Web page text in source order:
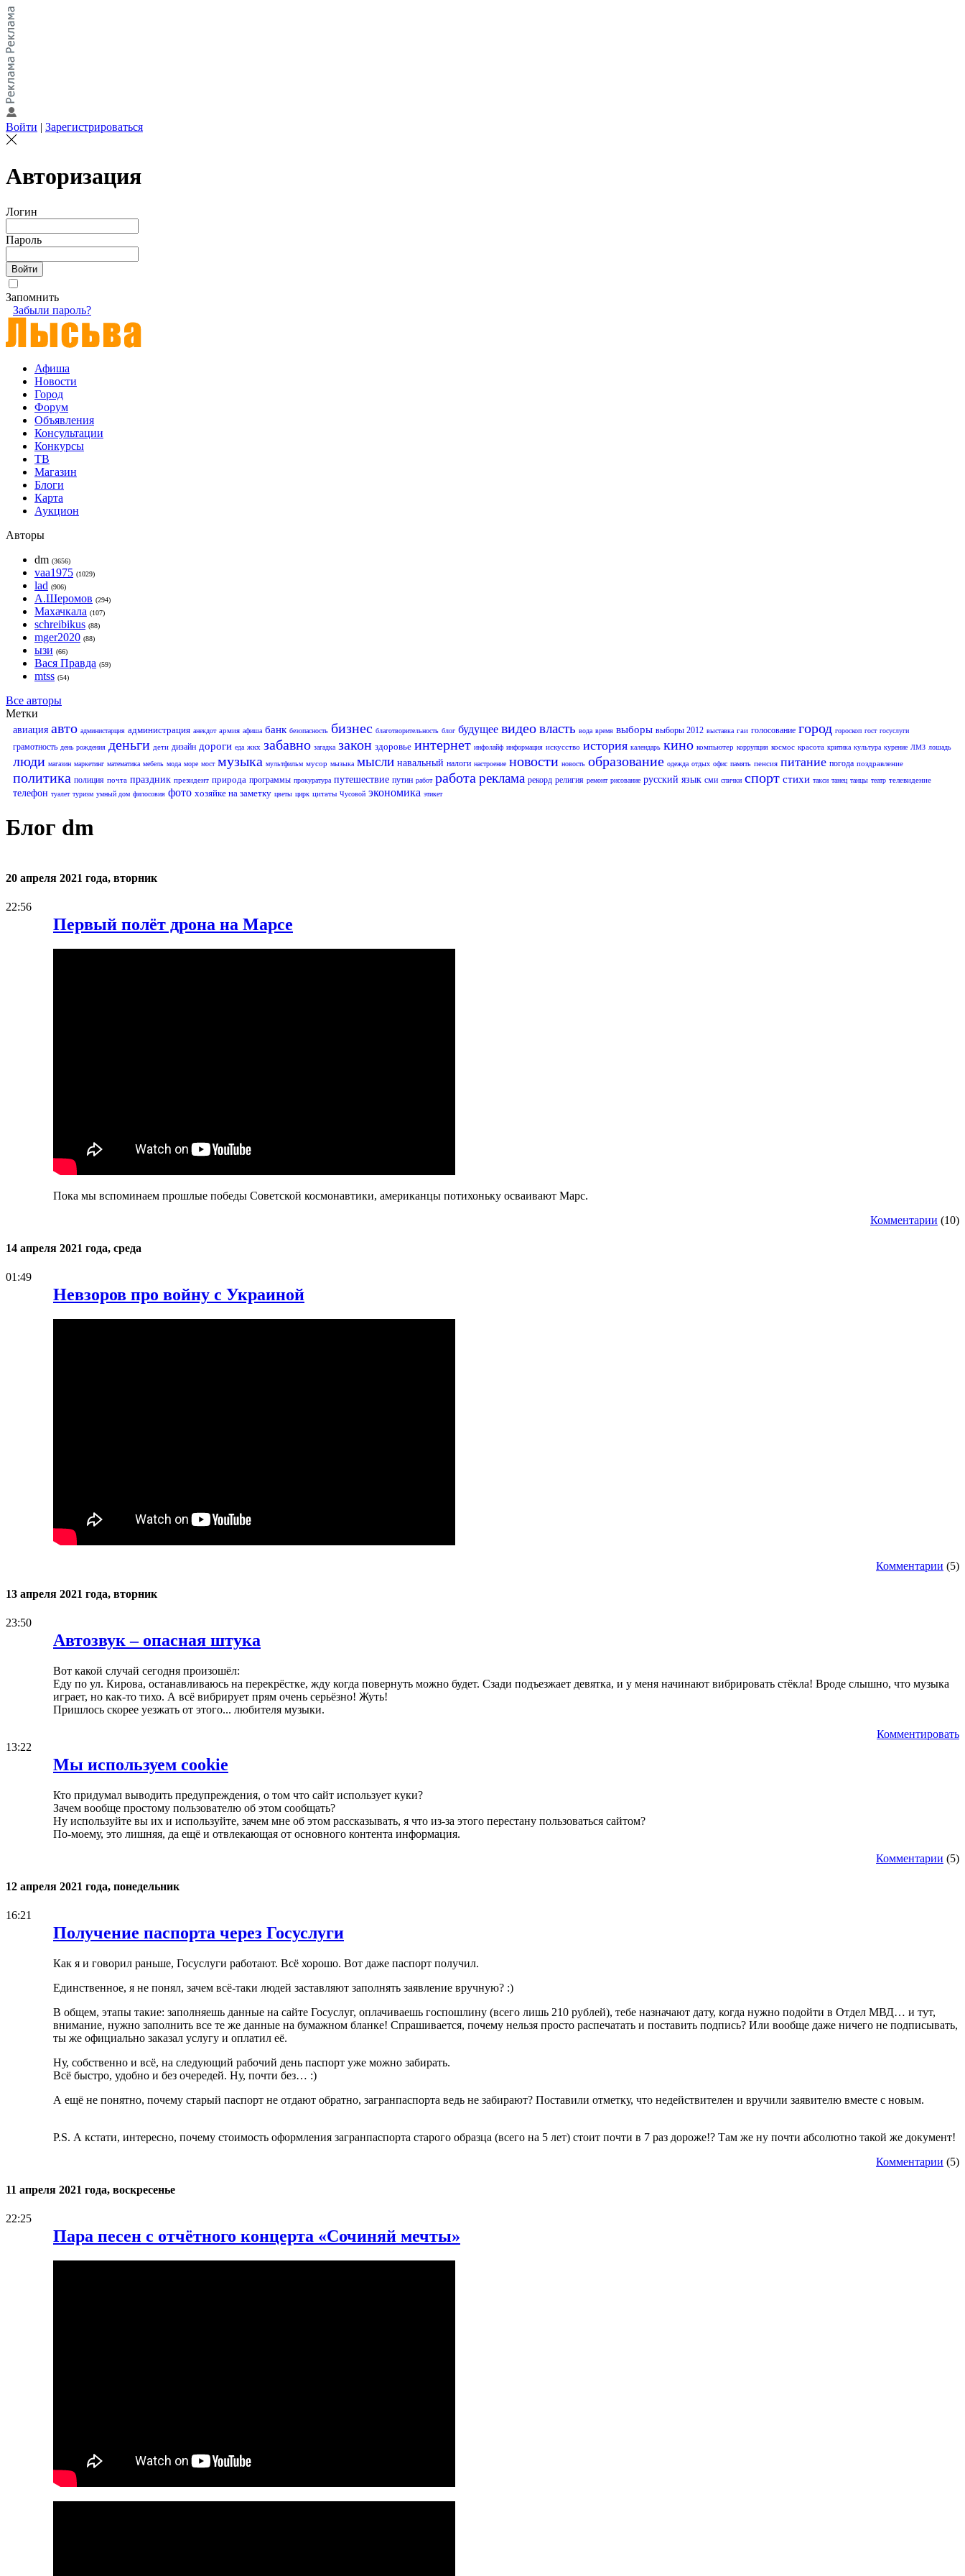
Войти | Зарегистрироваться
Авторизация
Логин
Пароль
Запомнить
Забыли пароль?
Афиша
Новости
Город
Форум
Объявления
Консультации
Конкурсы
ТВ
Магазин
Блоги
Карта
Аукцион
Авторы
dm (3656)
vaa1975 (1029)
lad (906)
А.Шеромов (294)
Махачкала (107)
schreibikus (88)
mger2020 (88)
ызи (66)
Вася Правда (59)
mtss (54)
Все авторы
Метки
авиация авто администарция администрация анекдот армия афиша банк безопасность бизнес благотворительность блог будущее видеовласть вода время выборы выборы 2012 выставка гаи голосование город гороскоп гост госуслуги
грамотность день рождения деньги дети дизайн дороги еда жкх забавно загадка закон здоровье интернет инфолайф информация искусство история календарь кино компьютер коррупция космос красота критика культура курение ЛМЗ лошадь
люди магазин маркетинг математика мебель мода море мост музыка мультфильм мусор мызыка мысли навальный налоги настроение новости новость образование одежда отдых офис память пенсия питание погода поздравление
политика полиция почта праздник президент природа программы прокуратура путешествие путин работ работа реклама рекорд религия ремонт рисование русский язык сми спички спорт стихи такси танец танцы театр телевидение
телефон туалет туризм умный дом филосовия фото хозяйке на заметку цветы цирк цитаты Чусовой экономика этикет
Блог dm
20 апреля 2021 года, вторник
22:56
Первый полёт дрона на Марсе
Пока мы вспоминаем прошлые победы Советской космонавтики, американцы потихоньку осваивают Марс.
Комментарии (10)
14 апреля 2021 года, среда
01:49
Невзоров про войну с Украиной
Комментарии (5)
13 апреля 2021 года, вторник
23:50
Автозвук – опасная штука
Вот какой случай сегодня произошёл:
Еду по ул. Кирова, останавливаюсь на перекрёстке, жду когда повернуть можно будет. Сзади подъезжает девятка, и у меня начинают вибрировать стёкла! Вроде слышно, что музыка
играет, но как-то тихо. А всё вибрирует прям очень серьёзно! Жуть!
Пришлось скорее уезжать от этого... любителя музыки.
Комментировать
13:22
Мы используем cookie
Кто придумал выводить предупреждения, о том что сайт использует куки?
Зачем вообще простому пользователю об этом сообщать?
Ну используйте вы их и используйте, зачем мне об этом рассказывать, я что из-за этого перестану пользоваться сайтом?
По-моему, это лишняя, да ещё и отвлекающая от основного контента информация.
Комментарии (5)
12 апреля 2021 года, понедельник
16:21
Получение паспорта через Госуслуги
Как я и говорил раньше, Госуслуги работают. Всё хорошо. Вот даже паспорт получил.
Единственное, я не понял, зачем всё-таки людей заставляют заполнять заявление вручную? :)
В общем, этапы такие: заполняешь данные на сайте Госуслуг, оплачиваешь госпошлину (всего лишь 210 рублей), тебе назначают дату, когда нужно подойти в Отдел МВД… и тут,
внимание, нужно заполнить все те же данные на бумажном бланке! Спрашивается, почему нельзя просто распечатать и поставить подпись? Или вообще даже ничего не подписывать,
ты же официально заказал услугу и оплатил её.
Ну, собственно и всё, на следующий рабочий день паспорт уже можно забирать.
Всё быстро, удобно и без очередей. Ну, почти без… :)
А ещё не понятно, почему старый паспорт не отдают обратно, загранпаспорта ведь не забирают? Поставили отметку, что недействителен и вручили заявителю вместе с новым.
P.S. А кстати, интересно, почему стоимость оформления загранпаспорта старого образца (всего на 5 лет) стоит почти в 7 раз дороже!? Там же ну почти абсолютно такой же документ!
Комментарии (5)
11 апреля 2021 года, воскресенье
22:25
Пара песен с отчётного концерта «Сочиняй мечты»